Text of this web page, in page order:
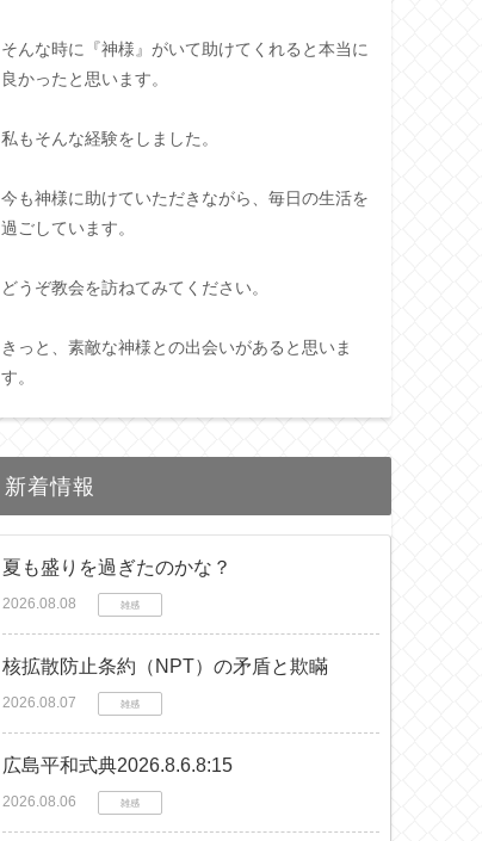
そんな時に『神様』がいて助けてくれると本当に
良かったと思います。
私もそんな経験をしました。
今も神様に助けていただきながら、毎日の生活を
過ごしています。
どうぞ教会を訪ねてみてください。
きっと、素敵な神様との出会いがあると思いま
す。
新着情報
夏も盛りを過ぎたのかな？
2026.08.08 雑感
核拡散防止条約（NPT）の矛盾と欺瞞
2026.08.07 雑感
広島平和式典2026.8.6.8:15
2026.08.06 雑感